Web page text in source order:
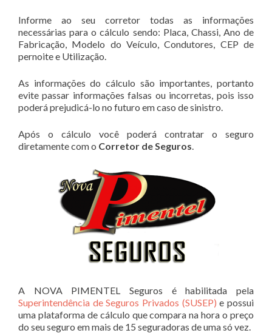
Informe ao seu corretor todas as informações
necessárias para o cálculo sendo: Placa, Chassi, Ano de
Fabricação, Modelo do Veículo, Condutores, CEP de
pernoite e Utilização.
As informações do cálculo são importantes, portanto
evite passar informações falsas ou incorretas, pois isso
poderá prejudicá-lo no futuro em caso de sinistro.
Após o cálculo você poderá contratar o seguro
diretamente com o Corretor de Seguros.
A NOVA PIMENTEL Seguros é habilitada pela
Superintendência de Seguros Privados (SUSEP) e possui
uma plataforma de cálculo que compara na hora o preço
do seu seguro em mais de 15 seguradoras de uma só vez.